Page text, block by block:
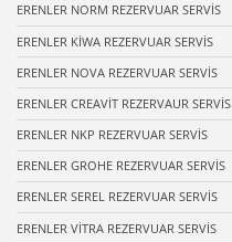
ERENLER NORM REZERVUAR SERVİS
ERENLER KİWA REZERVUAR SERVİS
ERENLER NOVA REZERVUAR SERVİS
ERENLER CREAVİT REZERVAUR SERVİS
ERENLER NKP REZERVUAR SERVİS
ERENLER GROHE REZERVUAR SERVİS
ERENLER SEREL REZERVUAR SERVİS
ERENLER VİTRA REZERVUAR SERVİS